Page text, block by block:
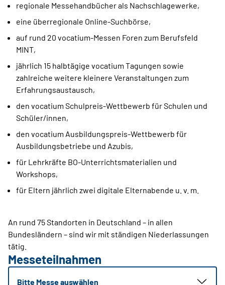
regionale Messehandbücher als Nachschlagewerke,
eine überregionale Online-Suchbörse,
auf rund 20 vocatium-Messen Foren zum Berufsfeld
MINT,
jährlich 15 halbtägige vocatium Tagungen sowie
zahlreiche weitere kleinere Veranstaltungen zum
Erfahrungsaustausch,
den vocatium Schulpreis-Wettbewerb für Schulen und
Schüler/innen,
den vocatium Ausbildungspreis-Wettbewerb für
Ausbildungsbetriebe und Azubis,
für Lehrkräfte BO-Unterrichtsmaterialien und
Workshops,
für Eltern jährlich zwei digitale Elternabende u. v. m.
An rund 75 Standorten in Deutschland – in allen
Bundesländern – sind wir mit ständigen Niederlassungen
tätig.
Messeteilnahmen
Bitte Messe auswählen